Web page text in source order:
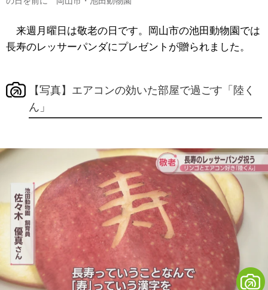
来週月曜日は敬老の日です。岡山市の池田動物園では
長寿のレッサーパンダにプレゼントが贈られました。
【写真】エアコンの効いた部屋で過ごす「陸く
ん」